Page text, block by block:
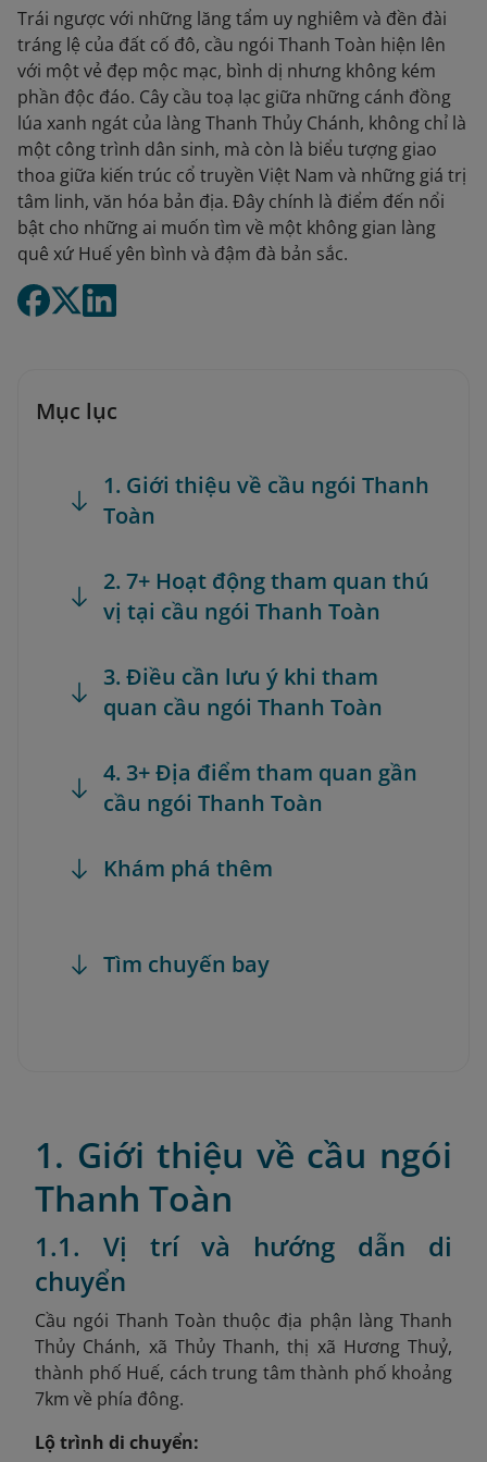
Trái ngược với những lăng tẩm uy nghiêm và đền đài
tráng lệ của đất cố đô, cầu ngói Thanh Toàn hiện lên
với một vẻ đẹp mộc mạc, bình dị nhưng không kém
phần độc đáo. Cây cầu toạ lạc giữa những cánh đồng
lúa xanh ngát của làng Thanh Thủy Chánh, không chỉ là
một công trình dân sinh, mà còn là biểu tượng giao
thoa giữa kiến trúc cổ truyền Việt Nam và những giá trị
tâm linh, văn hóa bản địa. Đây chính là điểm đến nổi
bật cho những ai muốn tìm về một không gian làng
quê xứ Huế yên bình và đậm đà bản sắc.
Mục lục
1. Giới thiệu về cầu ngói Thanh
Toàn
2. 7+ Hoạt động tham quan thú
vị tại cầu ngói Thanh Toàn
3. Điều cần lưu ý khi tham
quan cầu ngói Thanh Toàn
4. 3+ Địa điểm tham quan gần
cầu ngói Thanh Toàn
Khám phá thêm
Tìm chuyến bay
1. Giới thiệu về cầu ngói
Thanh Toàn
1.1. Vị trí và hướng dẫn di
chuyển
Cầu ngói Thanh Toàn thuộc địa phận làng Thanh
Thủy Chánh, xã Thủy Thanh, thị xã Hương Thuỷ,
thành phố Huế, cách trung tâm thành phố khoảng
7km về phía đông.
Lộ trình di chuyển: